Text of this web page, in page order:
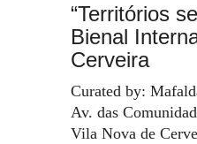
“Territórios
Bienal
Cerveira
Curated by:
Av. das
Vila Nova de